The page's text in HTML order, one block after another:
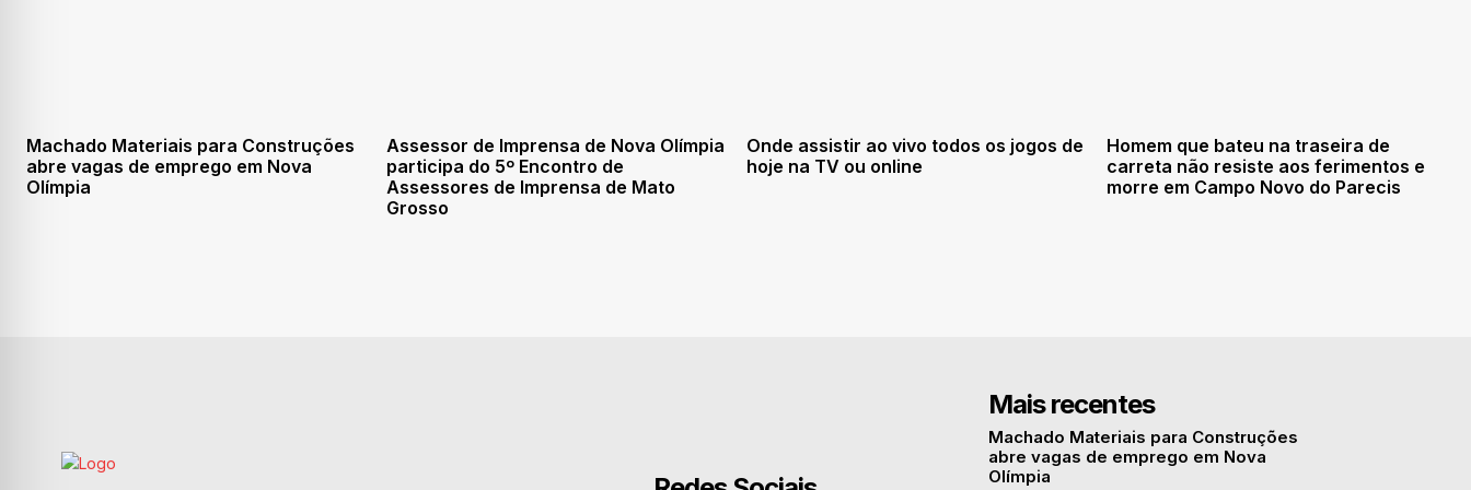
Machado Materiais para Construções
abre vagas de emprego em Nova
Olímpia
Assessor de Imprensa de Nova Olímpia
participa do 5º Encontro de
Assessores de Imprensa de Mato
Grosso
Onde assistir ao vivo todos os jogos de
hoje na TV ou online
Homem que bateu na traseira de
carreta não resiste aos ferimentos e
morre em Campo Novo do Parecis
Mais recentes
Machado Materiais para Construções
abre vagas de emprego em Nova
Olímpia